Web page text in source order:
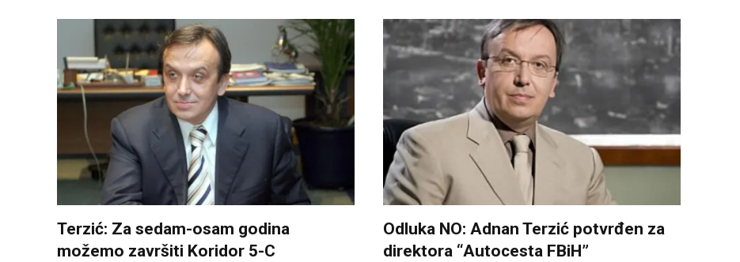
Terzić: Za sedam-osam godina
možemo završiti Koridor 5-C
Odluka NO: Adnan Terzić potvrđen za
direktora “Autocesta FBiH”